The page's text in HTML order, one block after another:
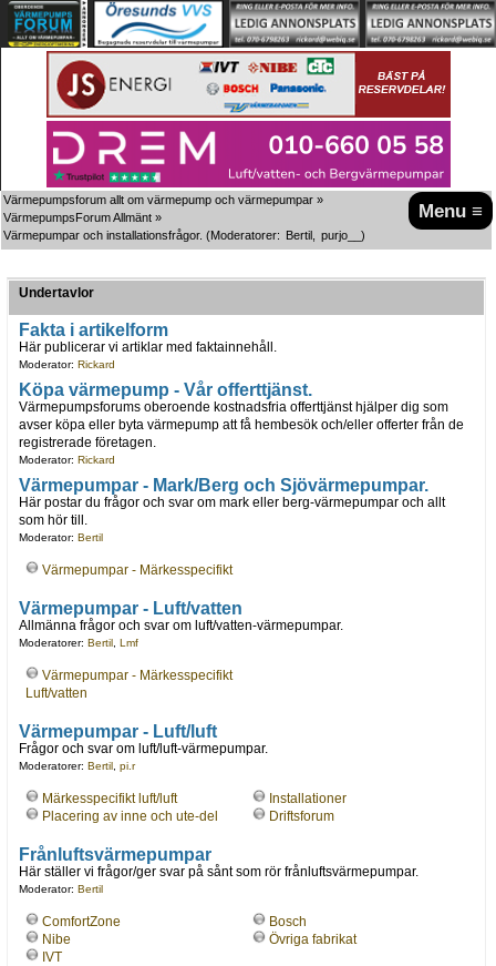
Menu ≡
Värmepumpsforum allt om värmepump och värmepumpar »
VärmepumpsForum Allmänt »
Värmepumpar och installationsfrågor. (Moderatorer: Bertil purjo__ )
Undertavlor
Fakta i artikelform
Här publicerar vi artiklar med faktainnehåll.
Moderator: Rickard
Köpa värmepump - Vår offerttjänst.
Värmepumpsforums oberoende kostnadsfria offerttjänst hjälper dig som
avser köpa eller byta värmepump att få hembesök och/eller offerter från de
registrerade företagen.
Moderator: Rickard
Värmepumpar - Mark/Berg och Sjövärmepumpar.
Här postar du frågor och svar om mark eller berg-värmepumpar och allt
som hör till.
Moderator: Bertil
Värmepumpar - Märkesspecifikt
Värmepumpar - Luft/vatten
Allmänna frågor och svar om luft/vatten-värmepumpar.
Moderatorer: Bertil, Lmf
Värmepumpar - Märkesspecifikt
Luft/vatten
Värmepumpar - Luft/luft
Frågor och svar om luft/luft-värmepumpar.
Moderatorer: Bertil, pi.r
Märkesspecifikt luft/luft
Placering av inne och ute-del
Installationer
Driftsforum
Frånluftsvärmepumpar
Här ställer vi frågor/ger svar på sånt som rör frånluftsvärmepumpar.
Moderator: Bertil
ComfortZone
Nibe
IVT
Bosch
Övriga fabrikat